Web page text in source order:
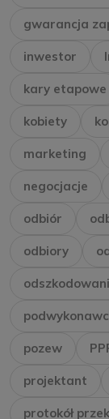
gwarancja
inwestor
kary etapowe
kobiety
marketing
negocjacje
odbiór
odbiory
pozew
projektant
protokół